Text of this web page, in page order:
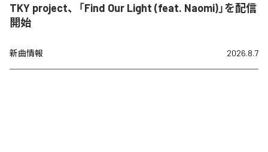
TKY project、「Find Our Light (feat. Naomi)」を配信
開始
新曲情報 2026.8.7